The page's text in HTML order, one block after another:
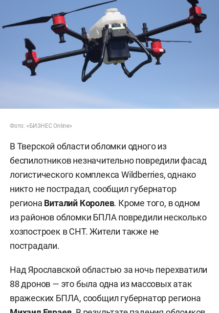
Фото: «БИЗНЕС Online»
В Тверской области обломки одного из
беспилотников незначительно повредили фасад
логистического комплекса Wildberries, однако
никто не пострадал, сообщил губернатор
региона Виталий Королев. Кроме того, в одном
из районов обломки БПЛА повредили несколько
хозпостроек в СНТ. Жители также не
пострадали.
Над Ярославской областью за ночь перехватили
88 дронов — это была одна из массовых атак
вражеских БПЛА, сообщил губернатор региона